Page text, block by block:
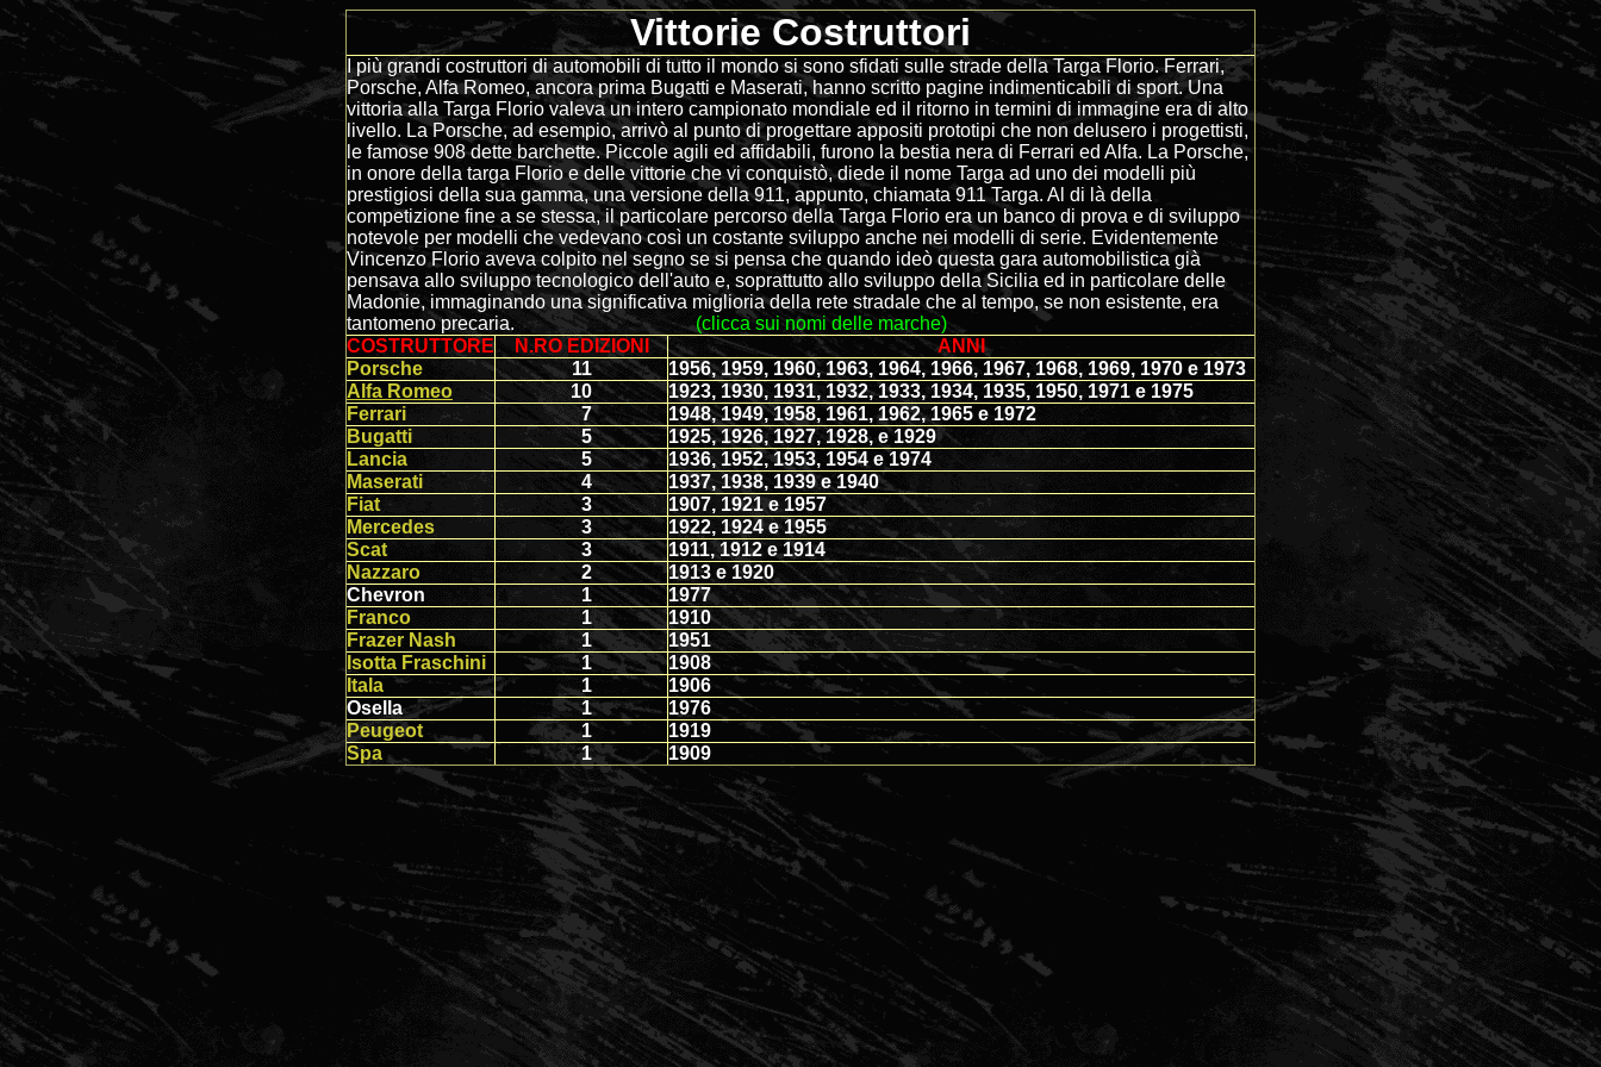
Vittorie Costruttori
I più grandi costruttori di automobili di tutto il mondo si sono sfidati sulle strade della Targa Florio. Ferrari,
Porsche, Alfa Romeo, ancora prima Bugatti e Maserati, hanno scritto pagine indimenticabili di sport. Una
vittoria alla Targa Florio valeva un intero campionato mondiale ed il ritorno in termini di immagine era di alto
livello. La Porsche, ad esempio, arrivò al punto di progettare appositi prototipi che non delusero i progettisti,
le famose 908 dette barchette. Piccole agili ed affidabili, furono la bestia nera di Ferrari ed Alfa. La Porsche,
in onore della targa Florio e delle vittorie che vi conquistò, diede il nome Targa ad uno dei modelli più
prestigiosi della sua gamma, una versione della 911, appunto, chiamata 911 Targa. Al di là della
competizione fine a se stessa, il particolare percorso della Targa Florio era un banco di prova e di sviluppo
notevole per modelli che vedevano così un costante sviluppo anche nei modelli di serie. Evidentemente
Vincenzo Florio aveva colpito nel segno se si pensa che quando ideò questa gara automobilistica già
pensava allo sviluppo tecnologico dell'auto e, soprattutto allo sviluppo della Sicilia ed in particolare delle
Madonie, immaginando una significativa miglioria della rete stradale che al tempo, se non esistente, era
tantomeno precaria.(clicca sui nomi delle marche)
COSTRUTTORE
N.RO EDIZIONI
ANNI
Porsche
11
1956, 1959, 1960, 1963, 1964, 1966, 1967, 1968, 1969, 1970 e 1973
Alfa Romeo
10
1923, 1930, 1931, 1932, 1933, 1934, 1935, 1950, 1971 e 1975
Ferrari
7
1948, 1949, 1958, 1961, 1962, 1965 e 1972
Bugatti
5
1925, 1926, 1927, 1928, e 1929
Lancia
5
1936, 1952, 1953, 1954 e 1974
Maserati
4
1937, 1938, 1939 e 1940
Fiat
3
1907, 1921 e 1957
Mercedes
3
1922, 1924 e 1955
Scat
3
1911, 1912 e 1914
Nazzaro
2
1913 e 1920
Chevron
1
1977
Franco
1
1910
Frazer Nash
1
1951
Isotta Fraschini
1
1908
Itala
1
1906
Osella
1
1976
Peugeot
1
1919
Spa
1 1909